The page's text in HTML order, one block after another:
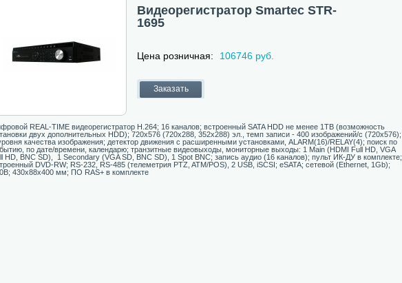
Видеорегистратор Smartec STR-
1695
Цена розничная: 106746 руб.
REAL-TIME видеорегистратор H.264; 16 каналов; встроенный SATA HDD не менее 1TB (возможность
двух дополнительных HDD); 720х576 (720x288, 352x288) эл., темп записи - 400 изображений/с (720х576);
качества изображения; детектор движения с расширенными установками, ALARM(16)/RELAY(4); поиск по
по дате/времени, календарю; транзитные видеовыходы, мониторные выходы: 1 Main (HDMI Full HD, VGA
HD, BNC SD), 1 Secondary (VGA SD, BNC SD), 1 Spot BNC; запись аудио (16 каналов); пульт ИК-ДУ в комплекте;
DVD-RW; RS-232, RS-485 (телеметрия PTZ, ATM/POS), 2 USB, iSCSI; eSATA; сетевой (Ethernet, 1Gb);
430х88х400 мм; ПО RAS+ в комплекте